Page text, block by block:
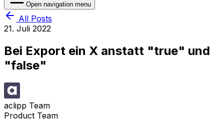
Open navigation menu
All Posts
21. Juli 2022
Bei Export ein X anstatt "true" und
"false"
aclipp Team
Product Team